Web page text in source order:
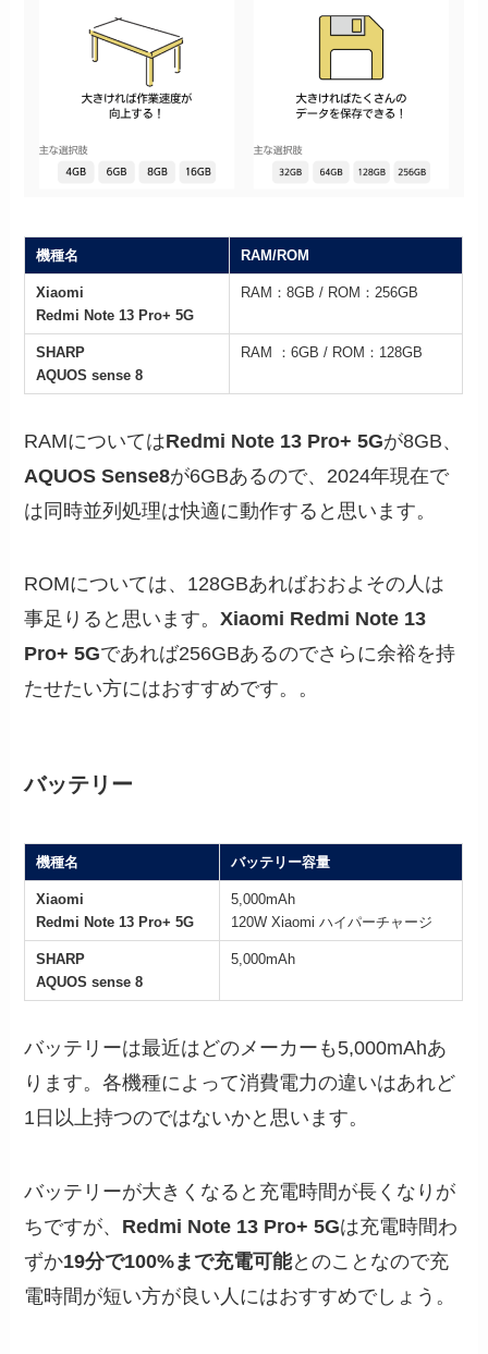
機種名 RAM/ROM
Xiaomi
Redmi Note 13 Pro+ 5G
RAM：8GB / ROM：256GB
SHARP
AQUOS sense 8
RAM ：6GB / ROM：128GB
RAMについてはRedmi Note 13 Pro+ 5Gが8GB、
AQUOS Sense8が6GBあるので、2024年現在で
は同時並列処理は快適に動作すると思います。
ROMについては、128GBあればおおよその人は
事足りると思います。Xiaomi Redmi Note 13
Pro+ 5Gであれば256GBあるのでさらに余裕を持
たせたい方にはおすすめです。。
バッテリー
機種名 バッテリー容量
Xiaomi
Redmi Note 13 Pro+ 5G
5,000mAh
120W Xiaomi ハイパーチャージ
SHARP
AQUOS sense 8
5,000mAh
バッテリーは最近はどのメーカーも5,000mAhあ
ります。各機種によって消費電力の違いはあれど
1日以上持つのではないかと思います。
バッテリーが大きくなると充電時間が長くなりが
ちですが、 Redmi Note 13 Pro+ 5Gは充電時間わ
ずか19分で100%まで充電可能とのことなので充
電時間が短い方が良い人にはおすすめでしょう。